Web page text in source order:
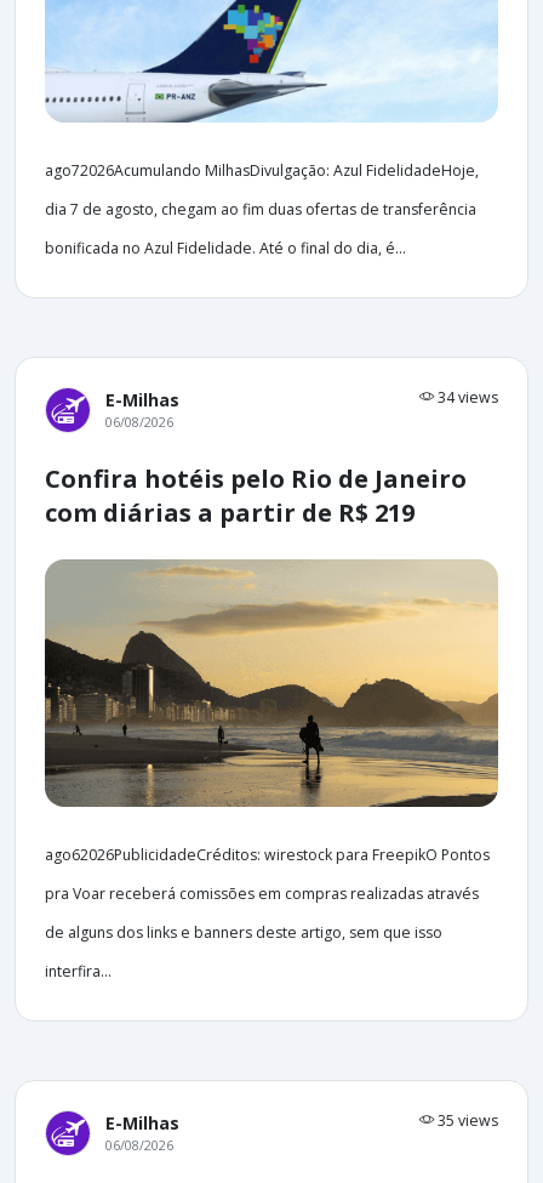
ago72026Acumulando MilhasDivulgação: Azul FidelidadeHoje,
dia 7 de agosto, chegam ao fim duas ofertas de transferência
bonificada no Azul Fidelidade. Até o final do dia, é...
E-Milhas 34 views
06/08/2026
Confira hotéis pelo Rio de Janeiro
com diárias a partir de R$ 219
ago62026PublicidadeCréditos: wirestock para FreepikO Pontos
pra Voar receberá comissões em compras realizadas através
de alguns dos links e banners deste artigo, sem que isso
interfira...
E-Milhas 35 views
06/08/2026